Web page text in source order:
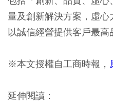
量及創新解決方案，虛心
以誠信經營提供客戶最高
※本文授權自工商時報，
延伸閱讀：